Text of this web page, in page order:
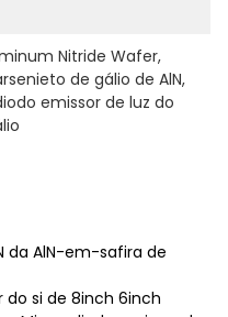
Nitride Wafer,
de gálio de AlN,
emissor de luz do
da AlN-em-safira de
do si de 8inch 6inch